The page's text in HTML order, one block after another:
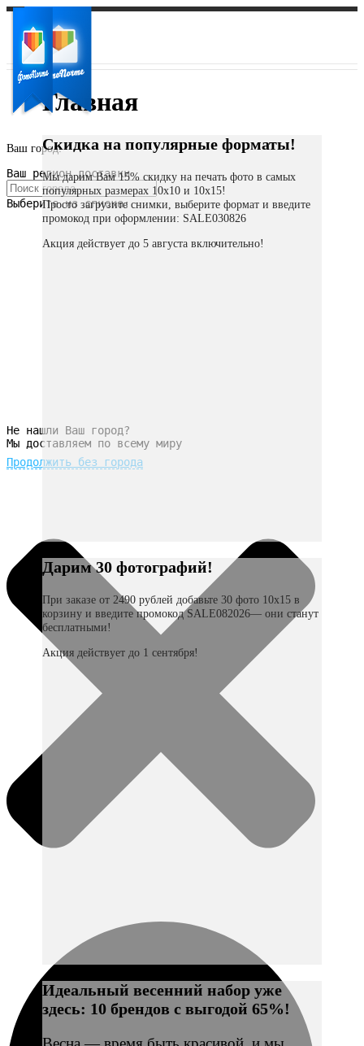
Ваш город:
Ваш регион доставки
Выберите из списка:
Не нашли Ваш город?
Мы доставляем по всему миру
Продолжить без города
Главная
Скидка на популярные форматы!
Мы дарим Вам 15% скидку на печать фото в самых
популярных размерах 10х10 и 10х15!
Просто загрузите снимки, выберите формат и введите
промокод при оформлении: SALE030826
Акция действует до 5 августа включительно!
Дарим 30 фотографий!
При заказе от 2490 рублей добавьте 30 фото 10х15 в
корзину и введите промокод SALE082026— они станут
бесплатными!
Акция действует до 1 сентября!
Идеальный весенний набор уже
здесь: 10 брендов с выгодой 65%!